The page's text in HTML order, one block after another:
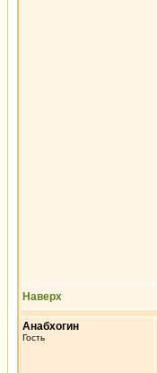
Наверх
Анабхогин
Гость